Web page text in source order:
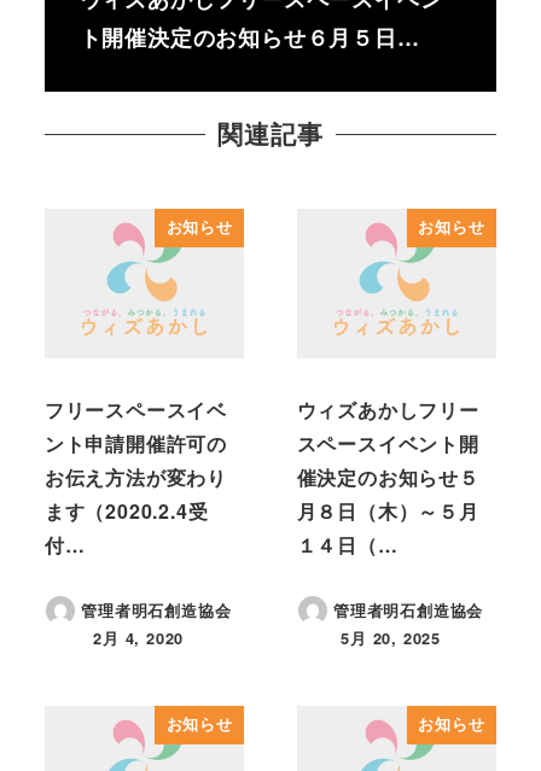
ト開催決定のお知らせ６月５日…
関連記事
お知らせ
フリースペースイベ
ント申請開催許可の
お伝え方法が変わり
ます（2020.2.4受
付…
管理者明石創造協会
投稿日
2月 4, 2020
お知らせ
ウィズあかしフリー
スペースイベント開
催決定のお知らせ５
月８日（木）～５月
１４日（…
管理者明石創造協会
投稿日
5月 20, 2025
お知らせ お知らせ